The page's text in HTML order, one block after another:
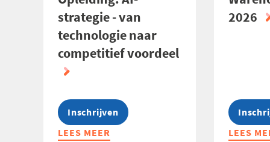
strategie - van
technologie naar
competitief voordeel
Inschrijven
LEES MEER
ABOUT
2026
LEES
ABOUT